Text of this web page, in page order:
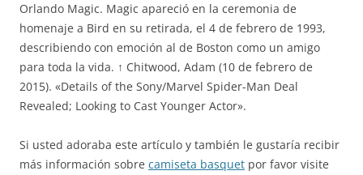
Orlando Magic. Magic apareció en la ceremonia de
homenaje a Bird en su retirada, el 4 de febrero de 1993,
describiendo con emoción al de Boston como un amigo
para toda la vida. ↑ Chitwood, Adam (10 de febrero de
2015). «Details of the Sony/Marvel Spider-Man Deal
Revealed; Looking to Cast Younger Actor».
Si usted adoraba este artículo y también le gustaría recibir
más información sobre camiseta basquet por favor visite